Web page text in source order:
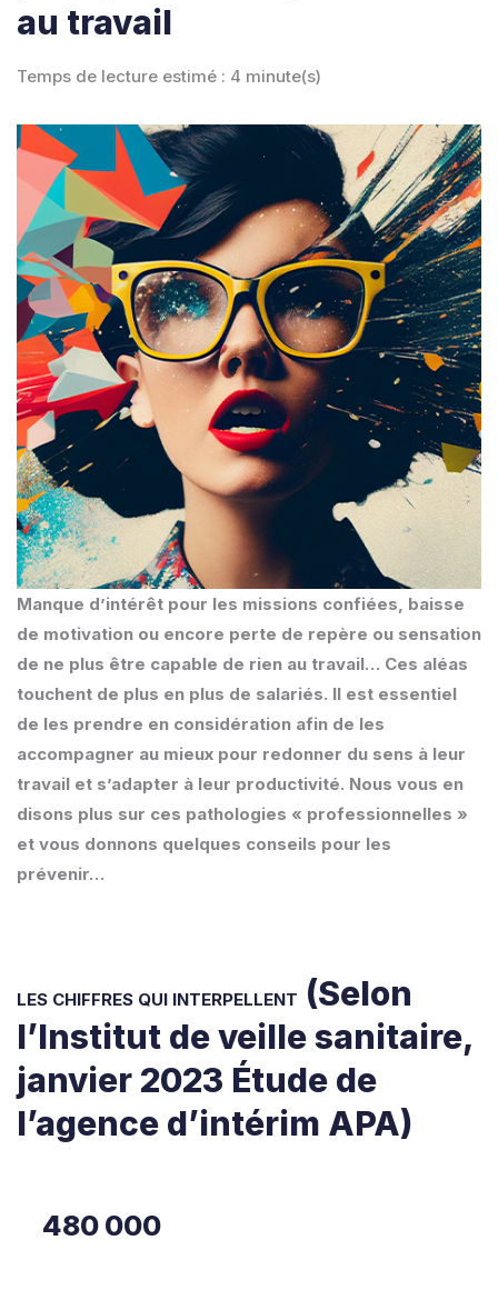
au travail
Temps de lecture estimé : 4 minute(s)
Manque d’intérêt pour les missions confiées, baisse
de motivation ou encore perte de repère ou sensation
de ne plus être capable de rien au travail… Ces aléas
touchent de plus en plus de salariés. Il est essentiel
de les prendre en considération afin de les
accompagner au mieux pour redonner du sens à leur
travail et s’adapter à leur productivité. Nous vous en
disons plus sur ces pathologies « professionnelles »
et vous donnons quelques conseils pour les
prévenir…
LES CHIFFRES QUI INTERPELLENT (Selon
l’Institut de veille sanitaire,
janvier 2023 Étude de
l’agence d’intérim APA)
480 000